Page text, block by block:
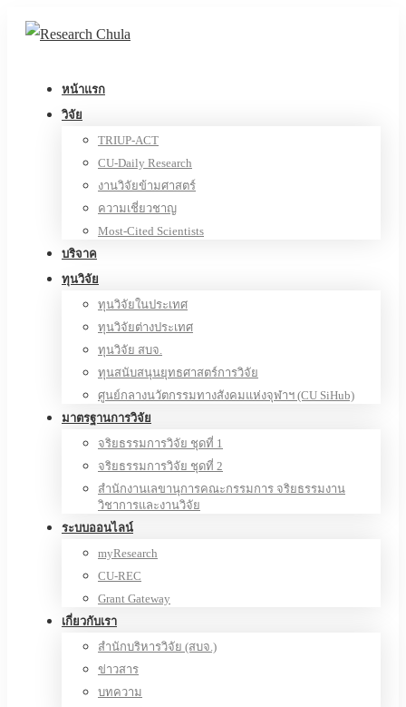
หน้าแรก
วิจัย
TRIUP-ACT
CU-Daily Research
งานวิจัยข้ามศาสตร์
ความเชี่ยวชาญ
Most-Cited Scientists
บริจาค
ทุนวิจัย
ทุนวิจัยในประเทศ
ทุนวิจัยต่างประเทศ
ทุนวิจัย สบจ.
ทุนสนับสนุนยุทธศาสตร์การวิจัย
ศูนย์กลางนวัตกรรมทางสังคมแห่งจุฬาฯ (CU SiHub)
มาตรฐานการวิจัย
จริยธรรมการวิจัย ชุดที่ 1
จริยธรรมการวิจัย ชุดที่ 2
สำนักงานเลขานุการคณะกรรมการ จริยธรรมงาน
วิชาการและงานวิจัย
ระบบออนไลน์
myResearch
CU-REC
Grant Gateway
เกี่ยวกับเรา
สำนักบริหารวิจัย (สบจ.)
ข่าวสาร
บทความ